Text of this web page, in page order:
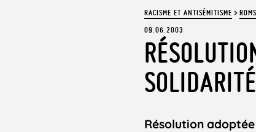
RACISME ET ANTISÉMITISME >
09.06.2003
Résolution